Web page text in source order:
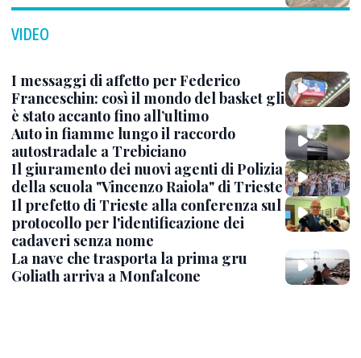
VIDEO
I messaggi di affetto per Federico
Franceschin: così il mondo del basket gli
è stato accanto fino all’ultimo
Auto in fiamme lungo il raccordo
autostradale a Trebiciano
Il giuramento dei nuovi agenti di Polizia
della scuola "Vincenzo Raiola" di Trieste
Il prefetto di Trieste alla conferenza sul
protocollo per l'identificazione dei
cadaveri senza nome
La nave che trasporta la prima gru
Goliath arriva a Monfalcone